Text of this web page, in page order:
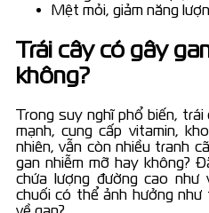
Mệt mỏi, giảm năng
Trái cây có gây
không?
Trong suy nghĩ phổ biến,
mạnh, cung cấp vitamin,
nhiên, vẫn còn nhiều tranh
gan nhiễm mỡ hay không?
chứa lượng đường cao
chuối có thể ảnh hưởng như